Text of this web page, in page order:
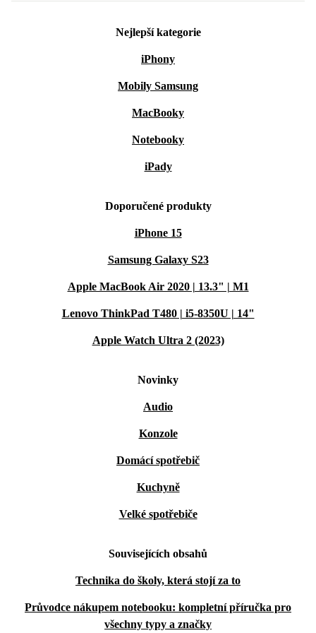
Nejlepší kategorie
iPhony
Mobily Samsung
MacBooky
Notebooky
iPady
Doporučené produkty
iPhone 15
Samsung Galaxy S23
Apple MacBook Air 2020 | 13.3" | M1
Lenovo ThinkPad T480 | i5-8350U | 14"
Apple Watch Ultra 2 (2023)
Novinky
Audio
Konzole
Domácí spotřebič
Kuchyně
Velké spotřebiče
Souvisejících obsahů
Technika do školy, která stojí za to
Průvodce nákupem notebooku: kompletní příručka pro
všechny typy a značky